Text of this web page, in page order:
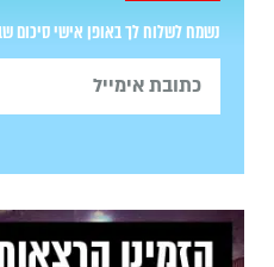
נשמח לשלוח לך באופן אישי סיכום